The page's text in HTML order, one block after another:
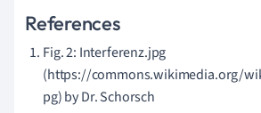
References
Fig. 2: Interferenz.jpg
(https://commons.wikimedia.org/
pg) by Dr. Schorsch